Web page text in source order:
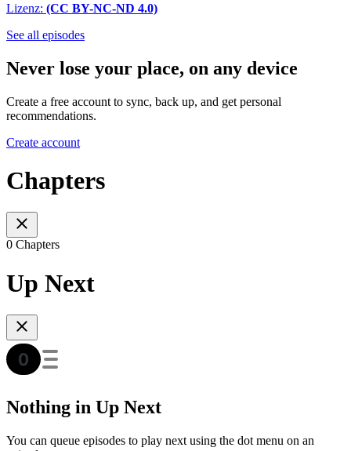
Lizenz: (CC BY-NC-ND 4.0)
See all episodes
Never lose your place, on any device
Create a free account to sync, back up, and get personal
recommendations.
Create account
Chapters
0 Chapters
Up Next
Nothing in Up Next
You can queue episodes to play next using the dot menu on an